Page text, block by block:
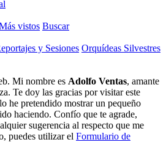
vistos Buscar
y Sesiones Orquídeas Silvestres
Mi nombre es Adolfo Ventas, amante
Te doy las gracias por visitar este
he pretendido mostrar un pequeño
haciendo. Confío que te agrade,
sugerencia al respecto que me
puedes utilizar el Formulario de